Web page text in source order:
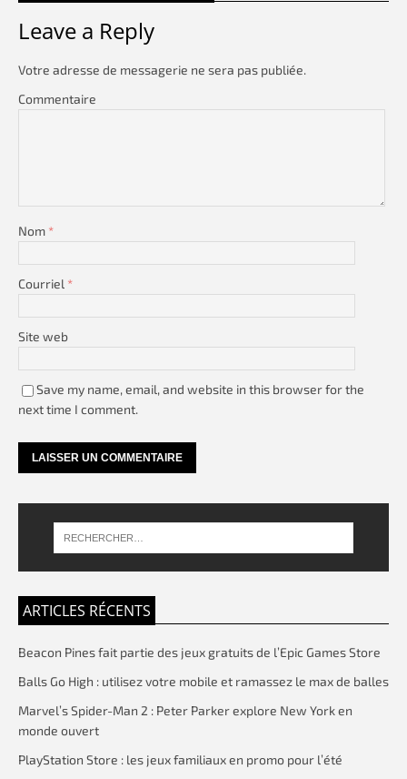
Leave a Reply
Votre adresse de messagerie ne sera pas publiée.
Commentaire
Nom *
Courriel *
Site web
Save my name, email, and website in this browser for the
next time I comment.
ARTICLES RÉCENTS
Beacon Pines fait partie des jeux gratuits de l’Epic Games Store
Balls Go High : utilisez votre mobile et ramassez le max de balles
Marvel’s Spider-Man 2 : Peter Parker explore New York en
monde ouvert
PlayStation Store : les jeux familiaux en promo pour l’été